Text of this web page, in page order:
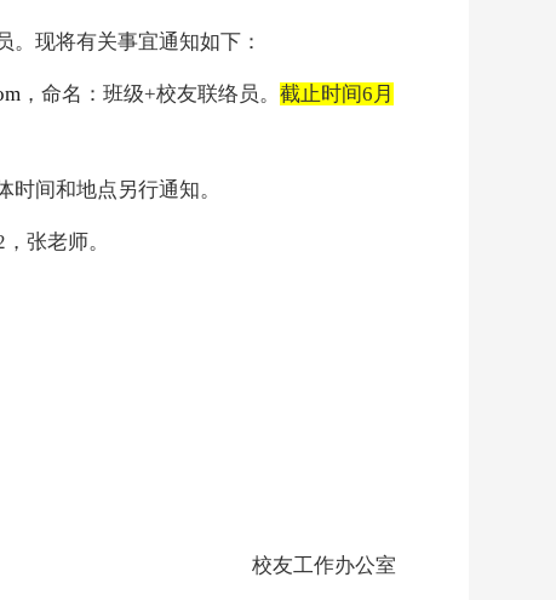
。现将有关事宜通知如下：
，命名：班级+校友联络员。 截止时间6月
时间和地点另行通知。
， 张老师。
校友工作办公室